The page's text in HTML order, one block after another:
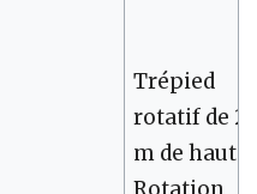
Trépied
rotatif de 2
m de haut.